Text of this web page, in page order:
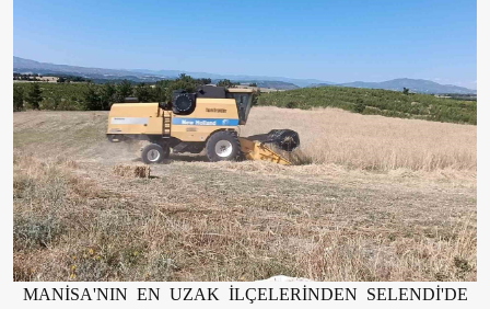
MANİSA'NIN EN UZAK İLÇELERİNDEN SELENDİ'DE